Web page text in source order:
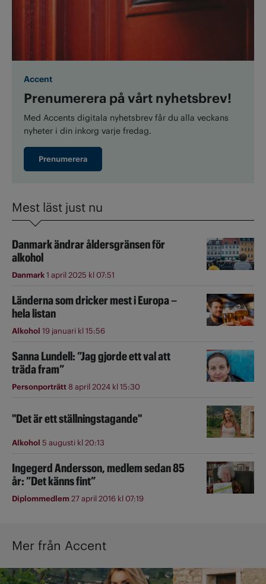
Accent
Prenumerera på vårt nyhetsbrev!
Med Accents digitala nyhetsbrev får du alla veckans
nyheter i din inkorg varje fredag.
Prenumerera
Mest läst just nu
Danmark ändrar åldersgränsen för
alkohol
Danmark1 april 2025 kl 07:51
Länderna som dricker mest i Europa –
hela listan
Alkohol 19 januari kl 15:56
Sanna Lundell: ”Jag gjorde ett val att
träda fram”
Personporträtt8 april 2024 kl 15:30
"Det är ett ställningstagande"
Alkohol 5 augusti kl 20:13
Ingegerd Andersson, medlem sedan 85
år: ”Det känns fint”
Diplommedlem27 april 2016 kl 07:19
Mer från Accent